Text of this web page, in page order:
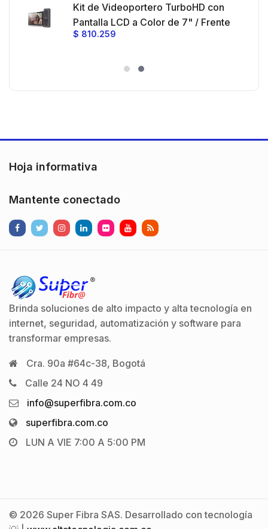
Kit de Videoportero TurboHD con
Pantalla LCD a Color de 7" / Frente
de Calle para Exterior de
)130° de Visión (Gran Angular)
$ 810.259
Hoja informativa
Mantente conectado
Brinda soluciones de alto impacto y alta tecnología en
internet, seguridad, automatización y software para
transformar empresas.
Cra. 90a #64c-38, Bogotá
Calle 24 NO 4 49
info@superfibra.com.co
superfibra.com.co
LUN A VIE 7:00 A 5:00 PM
© 2026 Super Fibra SAS. Desarrollado con tecnología